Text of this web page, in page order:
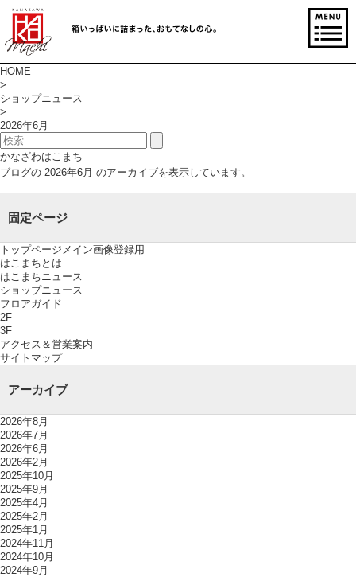
HOME
>
ショップニュース
>
2026年6月
かなざわはこまち
ブログの 2026年6月 のアーカイブを表示しています。
固定ページ
トップページメイン画像登録用
はこまちとは
はこまちニュース
ショップニュース
フロアガイド
2F
3F
アクセス＆営業案内
サイトマップ
アーカイブ
2026年8月
2026年7月
2026年6月
2026年2月
2025年10月
2025年9月
2025年4月
2025年2月
2025年1月
2024年11月
2024年10月
2024年9月